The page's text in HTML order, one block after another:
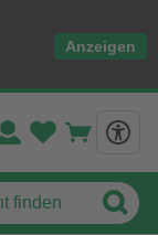
Anzeigen